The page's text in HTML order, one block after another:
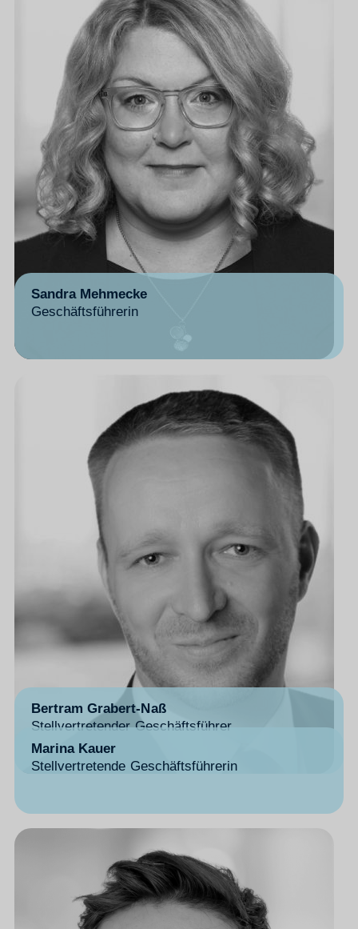
Sandra Mehmecke
Geschäftsführerin
Bertram Grabert-Naß
Stellvertretender Geschäftsführer
Marina Kauer
Stellvertretende Geschäftsführerin